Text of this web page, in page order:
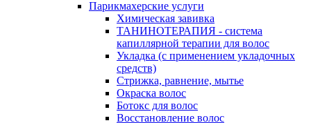
Парикмахерские услуги
Химическая завивка
ТАНИНОТЕРАПИЯ - система
капиллярной терапии для волос
Укладка (с применением укладочных
средств)
Стрижка, равнение, мытье
Окраска волос
Ботокс для волос
Восстановление волос